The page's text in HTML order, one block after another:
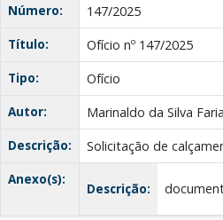
Número:
147/2025
Título:
Ofício nº 147/2025
Tipo:
Ofício
Autor:
Marinaldo da Silva Faria
Descrição:
Solicitação de
Anexo(s):
Descrição: